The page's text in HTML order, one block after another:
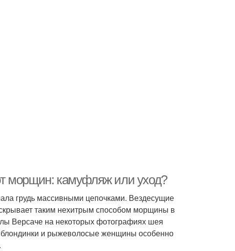
морщин: камуфляж или уход?
грудь массивными цепочками. Вездесущие
таким нехитрым способом морщины в
Версаче на некоторых фотографиях шея
и рыжеволосые женщины особенно